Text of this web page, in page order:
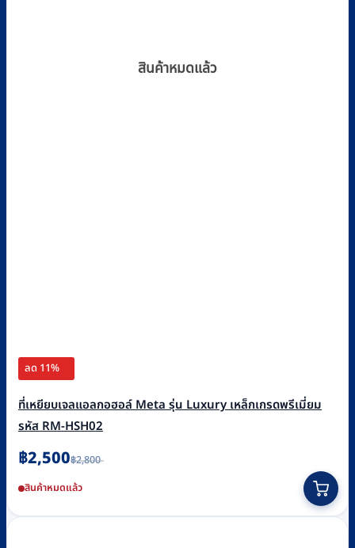
สินค้าหมดแล้ว
ลด 11%
ที่เหยียบเจลแอลกอฮอล์ Meta รุ่น Luxury เหล็กเกรดพรีเมี่ยม
รหัส RM-HSH02
฿2,800
Original
price
was:
฿2,800.
฿2,500
Current
price
is:
฿2,500.
สินค้าหมดแล้ว